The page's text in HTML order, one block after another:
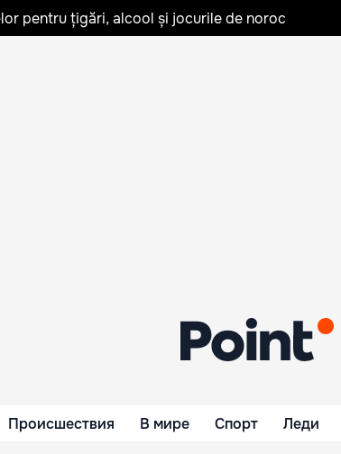
pentru țigări, alcool și jocurile de noroc
Происшествия В мире Спорт Леди